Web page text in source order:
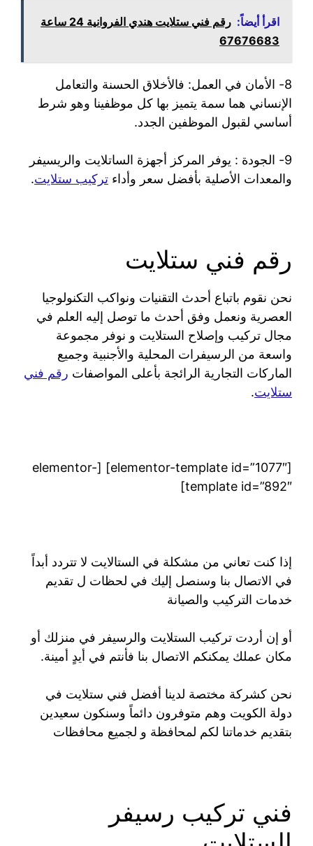
اقرأ أيضاً:
رقم فني ستلايت هندي الفروانية 24 ساعة
67676683
8- الأمان في العمل: فالأخلاق الحسنة والتعامل
الإنساني هما سمة يتميز بها كل موظفينا وهو شرط
أساسي لقبول الموظفين الجدد.
9- الجودة : يوفر المركز أجهزة الساتلايت والريسيفر
والمعدات الأصلية بأفضل سعر وأداء تركيب ستلايت.
رقم فني ستلايت
نحن نقوم باتباع أحدث التقنيات ونواكب التكنولوجيا
العصرية ونعمل وفق أحدث ما توصل إليه العلم في
مجال تركيب وإصلاح الستلايت و نوفر مجموعة
واسعة من الرسيفرات المحلية والأجنبية وجميع
الماركات التجارية الرائجة بأعلى المواصفات رقم فني
ستلايت.
[elementor-template id=”1077″] [elementor-
template id=”892″]
إذا كنت تعاني من مشكلة في الستالايت لا تتردد أبداً
في الاتصال بنا وسنصل إليك في لحظات ل تقديم
خدمات التركيب والصيانة
أو إن أردت تركيب الستلايت والرسيفر في منزلك أو
مكان عملك يمكنكم الاتصال بنا فأنتم في أيدٍ أمينة.
نحن كشركة مختصة لدينا أفضل فني ستلايت في
دولة الكويت وهم متوفرون دائماً وسنكون سعيدين
بتقديم خدماتنا لكم لمحافظة و لجميع محافظات
فني تركيب رسيفر